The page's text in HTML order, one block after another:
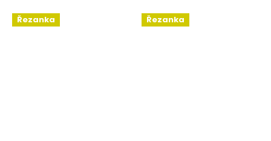
Řezanka Řezanka